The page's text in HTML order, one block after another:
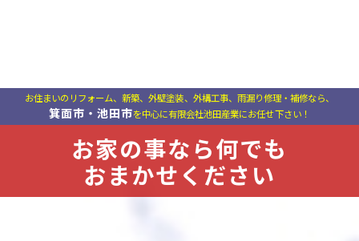
お住まいのリフォーム、新築、外壁塗装、外構工事、雨漏り修理・補修なら、
箕面市・池田市を中心に有限会社池田産業にお任せ下さい！
これからも池田産業は
皆様の暮らしと共に
お住まいのリフォーム、新築、外壁塗装、外構工事、雨漏り修理・補修なら、
箕面市・池田市を中心に有限会社池田産業にお任せ下さい！
お家の事なら何でも
おまかせください
お住まいのリフォーム、新築、外壁塗装、外構工事、雨漏り修理・補修なら、
箕面市・池田市を中心に有限会社池田産業にお任せ下さい！
お住いのお悩みは
私たちが解決します